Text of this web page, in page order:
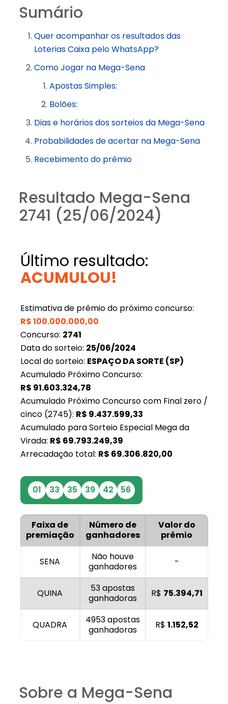
Sumário
Quer acompanhar os resultados das
Loterias Caixa pelo WhatsApp?
Como Jogar na Mega-Sena
Apostas Simples:
Bolões:
Dias e horários dos sorteios da Mega-Sena
Probabilidades de acertar na Mega-Sena
Recebimento do prêmio
Resultado Mega-Sena
2741 (25/06/2024)
Último resultado:
ACUMULOU!
Estimativa de prêmio do próximo concurso:
R$100.000.000,00
Concurso: 2741
Data do sorteio: 25/06/2024
Local do sorteio: ESPAÇO DA SORTE (SP)
Acumulado Próximo Concurso:
R$ 91.603.324,78
Acumulado Próximo Concurso com Final zero /
cinco (2745): R$ 9.437.599,33
Acumulado para Sorteio Especial Mega da
Virada: R$ 69.793.249,39
Arrecadação total: R$ 69.306.820,00
01 33 35 39 42 56
Faixa de
premiação
Número de
ganhadores
Valor do
prêmio
SENA
Não houve
ganhadores
-
QUINA
53 apostas
ganhadoras
R$ 75.394,71
QUADRA
4953 apostas
ganhadoras
R$ 1.152,52
Sobre a Mega-Sena